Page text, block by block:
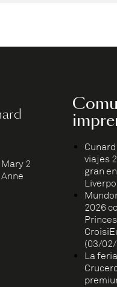
2
viajes
gran
2026
(03/
La